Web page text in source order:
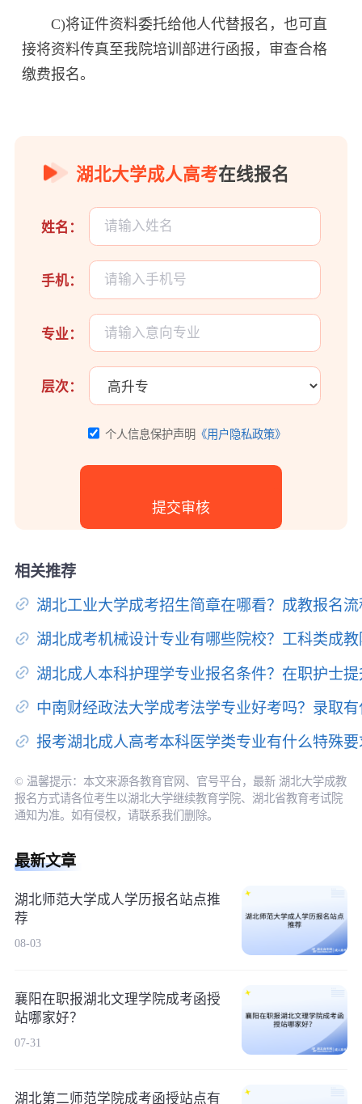
C)将证件资料委托给他人代替报名，也可直
接将资料传真至我院培训部进行函报，审查合格
缴费报名。
湖北大学成人高考在线报名
姓名：
手机：
专业：
层次：
个人信息保护声明 《用户隐私政策》
相关推荐
湖北工业大学成考招生简章在哪看？成教报名
湖北成考机械设计专业有哪些院校？工科类成
湖北成人本科护理学专业报名条件？在职护士
中南财经政法大学成考法学专业好考吗？录取
报考湖北成人高考本科医学类专业有什么特殊
© 温馨提示：本文来源各教育官网、官号平台，最新 湖北大学成教
报名方式请各位考生以湖北大学继续教育学院、湖北省教育考试院
通知为准。如有侵权，请联系我们删除。
最新文章
湖北师范大学成人学历报名站点推
荐
08-03
襄阳在职报湖北文理学院成考函授
站哪家好？
07-31
湖北第二师范学院成考函授站点有